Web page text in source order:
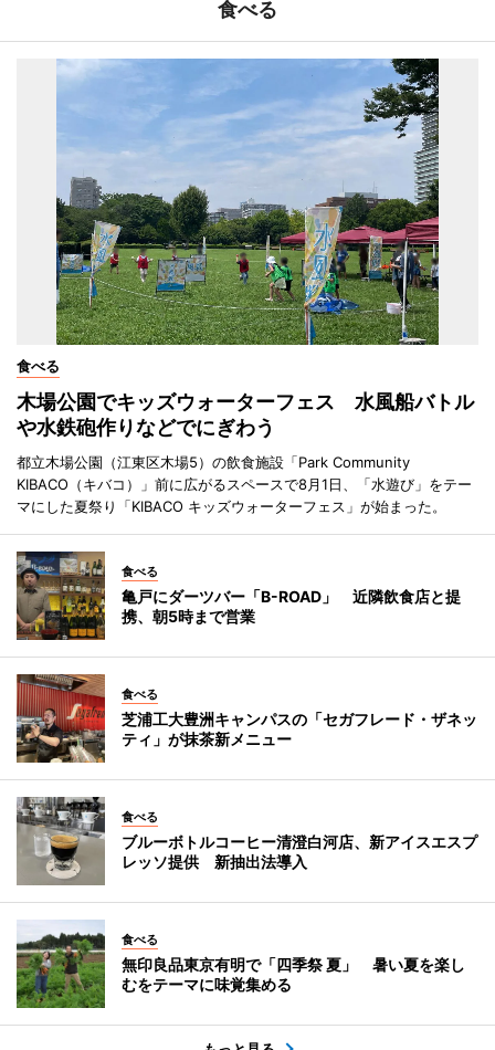
食べる
食べる
木場公園でキッズウォーターフェス 水風船バトル
や水鉄砲作りなどでにぎわう
都立木場公園（江東区木場5）の飲食施設「Park Community
KIBACO（キバコ）」前に広がるスペースで8月1日、「水遊び」をテー
マにした夏祭り「KIBACO キッズウォーターフェス」が始まった。
食べる
亀戸にダーツバー「B-ROAD」 近隣飲食店と提
携、朝5時まで営業
食べる
芝浦工大豊洲キャンパスの「セガフレード・ザネッ
ティ」が抹茶新メニュー
食べる
ブルーボトルコーヒー清澄白河店、新アイスエスプ
レッソ提供 新抽出法導入
食べる
無印良品東京有明で「四季祭 夏」 暑い夏を楽し
むをテーマに味覚集める